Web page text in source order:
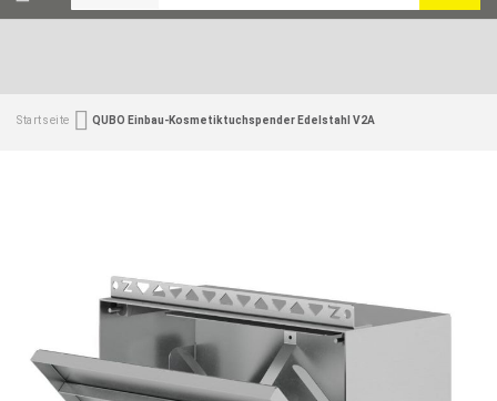
Startseite QUBO Einbau-Kosmetiktuchspender Edelstahl V2A